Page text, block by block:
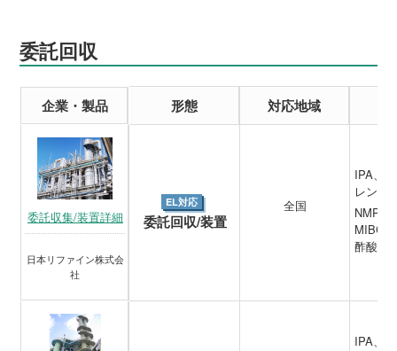
委託回収
企業・製品 形態 対応地域
委託収集/装置詳細
日本リファイン株式会
社
EL対応
委託回収/装置
全国
IPA、
レン、
NMP、
MIBC
酢酸ブ
IPA、